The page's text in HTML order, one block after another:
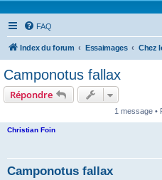
FAQ
Index du forum Essaimages Chez
Camponotus fallax
Répondre
1 message •
Christian Foin
Camponotus fallax